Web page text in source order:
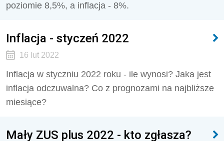
poziomie 8,5%, a inflacja - 8%.
Inflacja - styczeń 2022
16 lut 2022
Inflacja w styczniu 2022 roku - ile wynosi? Jaka jest
inflacja odczuwalna? Co z prognozami na najbliższe
miesiące?
Mały ZUS plus 2022 - kto zgłasza?